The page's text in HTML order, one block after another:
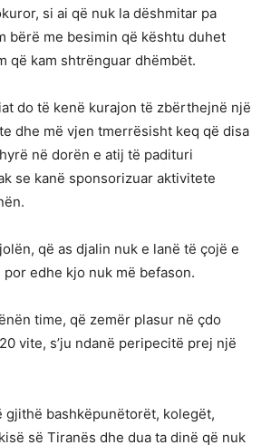
si ai që nuk la dëshmitar pa
bërë me besimin që kështu duhet
që kam shtrënguar dhëmbët.
do të kenë kurajon të zbërthejnë një
dhe më vjen tmerrësisht keq që disa
në dorën e atij të padituri
se kanë sponsorizuar aktivitete
që as djalin nuk e lanë të çojë e
edhe kjo nuk më befason.
time, që zemër plasur në çdo
vite, s’ju ndanë peripecitë prej një
gjithë bashkëpunëtorët, kolegët,
së Tiranës dhe dua ta dinë që nuk